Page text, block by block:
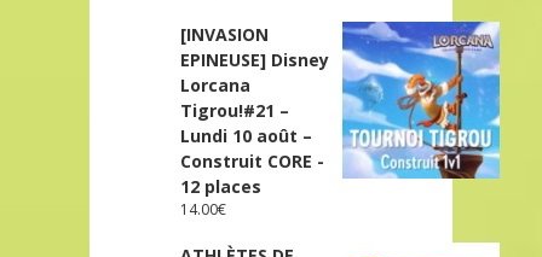
[INVASION
EPINEUSE] Disney
Lorcana
Tigrou!#21 –
Lundi 10 août –
Construit CORE -
12 places
14.00€